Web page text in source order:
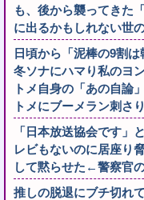
も、後から襲ってきた
に出るかもしれない世
日頃から「泥棒の9割
冬ソナにハマり私のヨ
トメ自身の「あの自論
トメにブーメラン刺さ
「日本放送協会です
レビもないのに居座り
して黙らせた←警察官
推しの脱退にブチ切れ